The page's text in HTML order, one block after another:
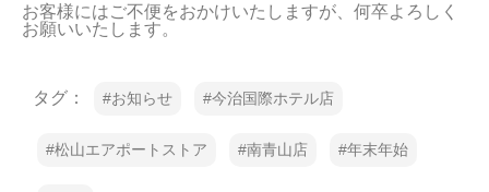
お客様にはご不便をおかけいたしますが、何卒よろしく
お願いいたします。
タグ： お知らせ 今治国際ホテル店
松山エアポートストア 南青山店 年末年始